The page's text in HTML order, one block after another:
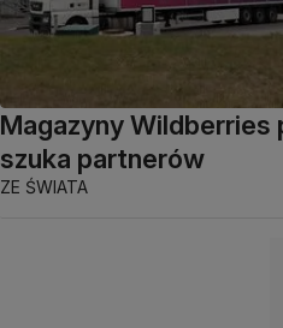
Magazyny Wildberries
szuka partnerów
ZE ŚWIATA